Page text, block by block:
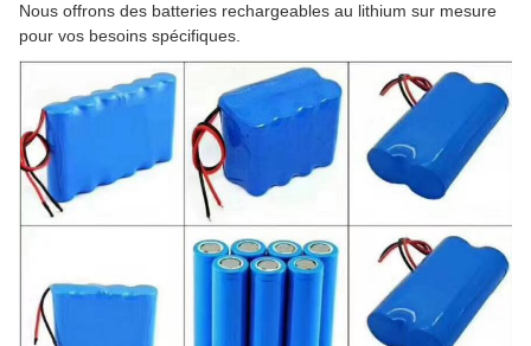
Nous offrons des batteries rechargeables au lithium sur mesure
pour vos besoins spécifiques.